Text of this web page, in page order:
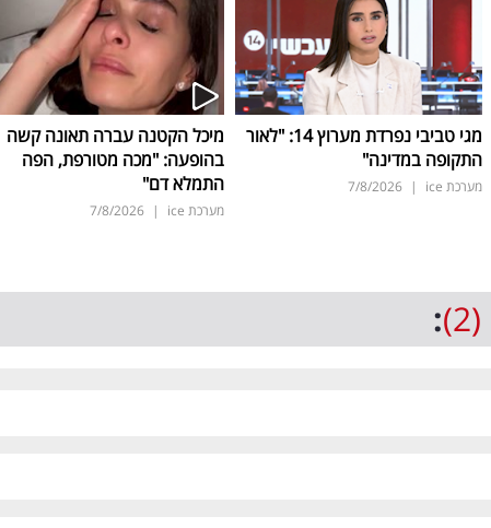
מגי טביבי נפרדת מערוץ 14: "לאור
התקופה במדינה"
מערכת ice |
7/8/2026
מיכל הקטנה עברה תאונה קשה
בהופעה: "מכה מטורפת, הפה
התמלא דם"
מערכת ice |
7/8/2026
(2)
: